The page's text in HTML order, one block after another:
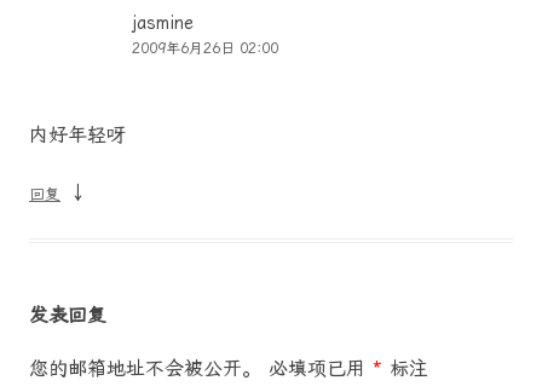
jasmine
2009年6月26日 02:00
内好年轻呀
回复 ↓
发表回复
您的邮箱地址不会被公开。 必填项已用 * 标注